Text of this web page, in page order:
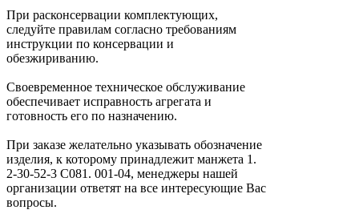
При расконсервации комплектующих,
следуйте правилам согласно требованиям
инструкции по консервации и
обезжириванию.
Своевременное техническое обслуживание
обеспечивает исправность агрегата и
готовность его по назначению.
При заказе желательно указывать обозначение
изделия, к которому принадлежит манжета 1.
2-30-52-3 С081. 001-04, менеджеры нашей
организации ответят на все интересующие Вас
вопросы.